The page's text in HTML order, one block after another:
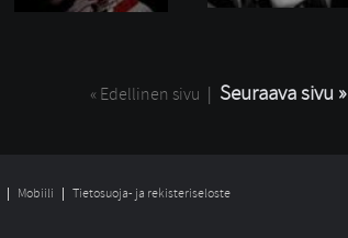
« Edellinen sivu Seuraava sivu »
Mobiili Tietosuoja- ja rekisteriseloste